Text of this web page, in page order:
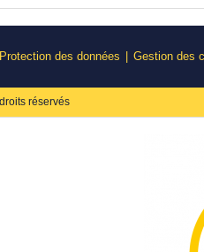
Protection des données Gestion des
réservés